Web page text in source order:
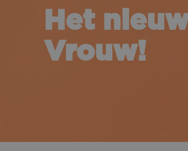
Het
Vrouw!